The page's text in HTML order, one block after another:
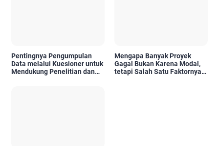
Pentingnya Pengumpulan
Data melalui Kuesioner untuk
Mendukung Penelitian dan
Mengapa Banyak Proyek
Gagal Bukan Karena Modal,
tetapi Salah Satu Faktornya